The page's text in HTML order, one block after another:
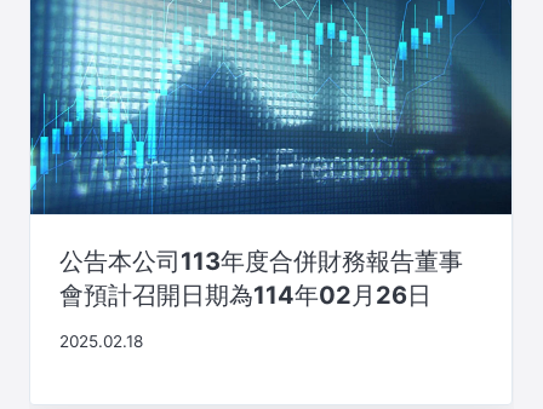
ョ
ン
公告本公司113年度合併財務報告董事
會預計召開日期為114年02月26日
2025.02.18